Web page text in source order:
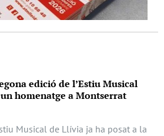
edició de l’Estiu Musical
homenatge a Montserrat
Musical de Llívia ja ha posat a la